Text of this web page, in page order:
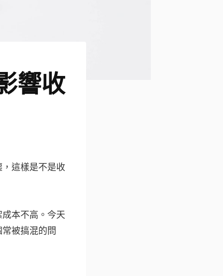
響收
這樣是不是收
本不高。今天
被搞混的問